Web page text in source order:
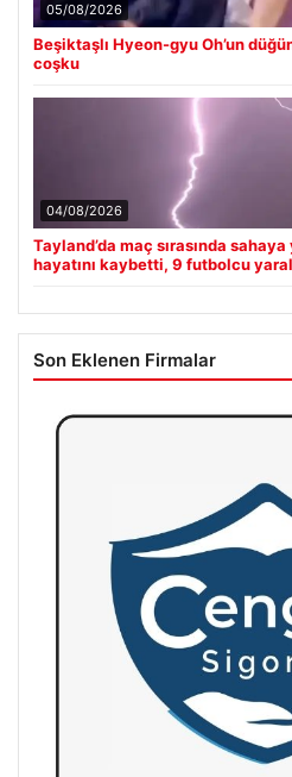
05/08/2026
Beşiktaşlı Hyeon-gyu Oh’un
coşku
04/08/2026
Tayland’da maç sırasında
hayatını kaybetti, 9 futbolcu
Son Eklenen Firmalar